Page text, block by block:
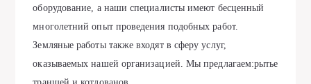
оборудование, а наши специалисты имеют бесценный
многолетний опыт проведения подобных работ.
Земляные работы также входят в сферу услуг,
оказываемых нашей организацией. Мы предлагаем:рытье